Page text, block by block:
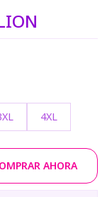
4XL
AHORA